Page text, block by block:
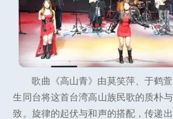
歌曲《高山青》由莫笑萍、于鹤
生同台将这首台湾高山族民歌的质朴
致。旋律的起伏与和声的搭配，传递